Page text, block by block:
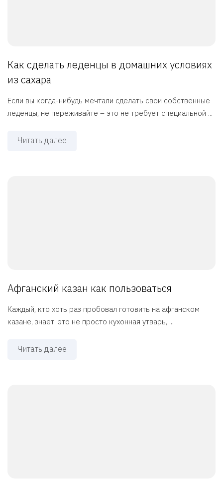
Как сделать леденцы в домашних условиях
из сахара
Если вы когда-нибудь мечтали сделать свои собственные
леденцы, не переживайте – это не требует специальной ...
Читать далее
Афганский казан как пользоваться
Каждый, кто хоть раз пробовал готовить на афганском
казане, знает: это не просто кухонная утварь, ...
Читать далее